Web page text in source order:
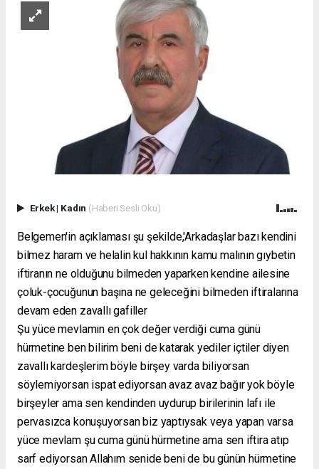
Erkek| Kadın (Haberi Sesli Oku)
Belgemen'in açıklaması şu şekilde,'Arkadaşlar bazı kendini
bilmez haram ve helalin kul hakkının kamu malının gıybetin
iftiranın ne olduğunu bilmeden yaparken kendine ailesine
çoluk-çocuğunun başına ne geleceğini bilmeden iftiralarına
devam eden zavallı gafiller
Şu yüce mevlamın en çok değer verdiği cuma günü
hürmetine ben bilirim beni de katarak yediler içtiler diyen
zavallı kardeşlerim böyle birşey varda biliyorsan
söylemiyorsan ispat ediyorsan avaz avaz bağır yok böyle
birşeyler ama sen kendinden uydurup birilerinin lafı ile
pervasızca konuşuyorsan biz yaptıysak veya yapan varsa
yüce mevlam şu cuma günü hürmetine ama sen iftira atıp
sarf ediyorsan Allahım senide beni de bu günün hürmetine